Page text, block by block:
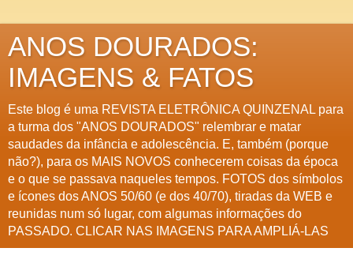
ANOS DOURADOS:
IMAGENS & FATOS
Este blog é uma REVISTA ELETRÔNICA QUINZENAL para
a turma dos "ANOS DOURADOS" relembrar e matar
saudades da infância e adolescência. E, também (porque
não?), para os MAIS NOVOS conhecerem coisas da época
e o que se passava naqueles tempos. FOTOS dos símbolos
e ícones dos ANOS 50/60 (e dos 40/70), tiradas da WEB e
reunidas num só lugar, com algumas informações do
PASSADO. CLICAR NAS IMAGENS PARA AMPLIÁ-LAS